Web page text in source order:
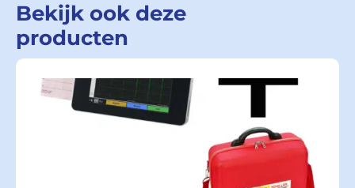
Bekijk ook deze
producten